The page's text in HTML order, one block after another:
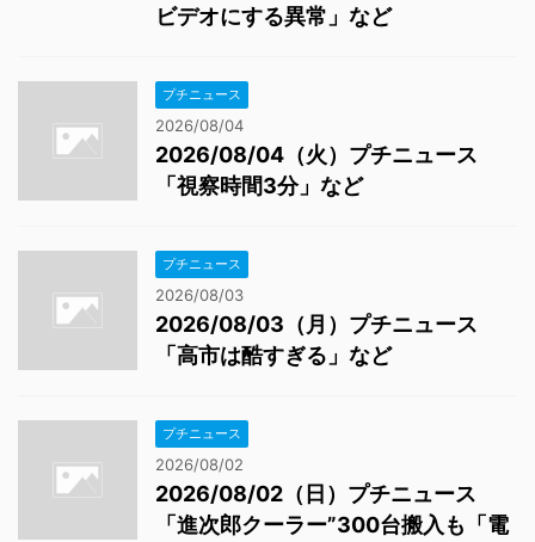
ビデオにする異常」など
プチニュース
2026/08/04
2026/08/04（火）プチニュース
「視察時間3分」など
プチニュース
2026/08/03
2026/08/03（月）プチニュース
「高市は酷すぎる」など
プチニュース
2026/08/02
2026/08/02（日）プチニュース
「進次郎クーラー”300台搬入も「電